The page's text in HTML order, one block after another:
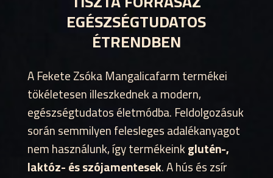
EGÉSZSÉGTUDATOS
ÉTRENDBEN
A Fekete Zsóka Mangalicafarm termékei
tökéletesen illeszkednek a modern,
egészségtudatos életmódba. Feldolgozásuk
során semmilyen felesleges adalékanyagot
nem használunk, így termékeinkglutén-,
laktóz- és szójamentesek. A hús és zsír